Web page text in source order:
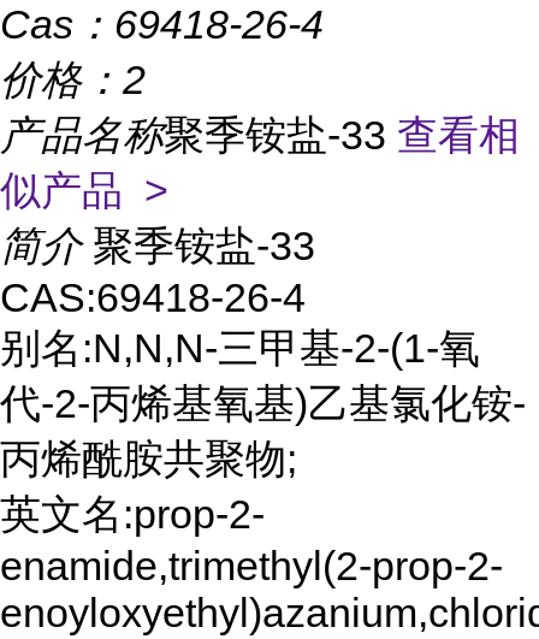
Cas： 69418-26-4
价格： 2
产品名称聚季铵盐-33 查看相
似产品 >
简介 聚季铵盐-33
CAS:69418-26-4
别名:N,N,N-三甲基-2-(1-氧
代-2-丙烯基氧基)乙基氯化铵-
丙烯酰胺共聚物;
英文名:prop-2-
enamide,trimethyl(2-prop-2-